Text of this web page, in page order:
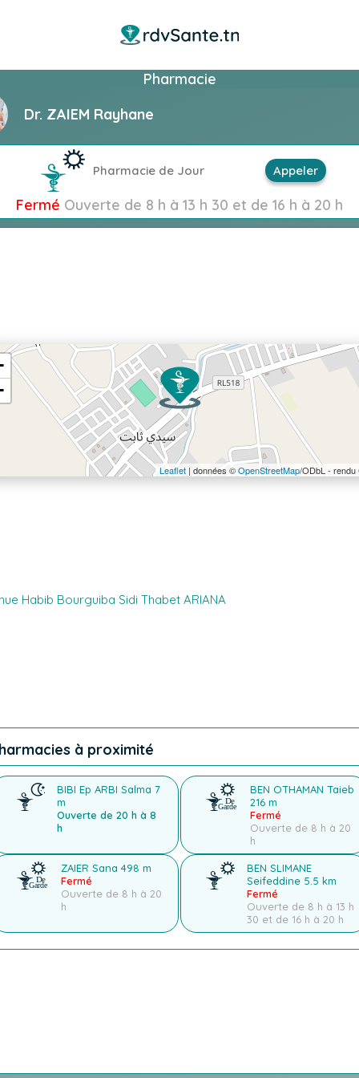
Pharmacie
Dr. ZAIEM Rayhane
Pharmacie de Jour Appeler
Fermé Ouverte de 8 h à 13 h 30 et de 16 h à 20 h
Leaflet| données ©OpenStreetMap/ODbL - rendu
Habib Bourguiba Sidi Thabet ARIANA
à proximité
BIBI Ep ARBI Salma7
m
Ouverte de 20 h à 8
h
BEN OTHAMAN Taieb
216 m
Fermé
Ouverte de 8 h à 20
h
ZAIER Sana498 m
Fermé
Ouverte de 8 h à 20
h
BEN SLIMANE
Seifeddine 5.5 km
Fermé
Ouverte de 8 h à 13 h
30 et de 16 h à 20 h